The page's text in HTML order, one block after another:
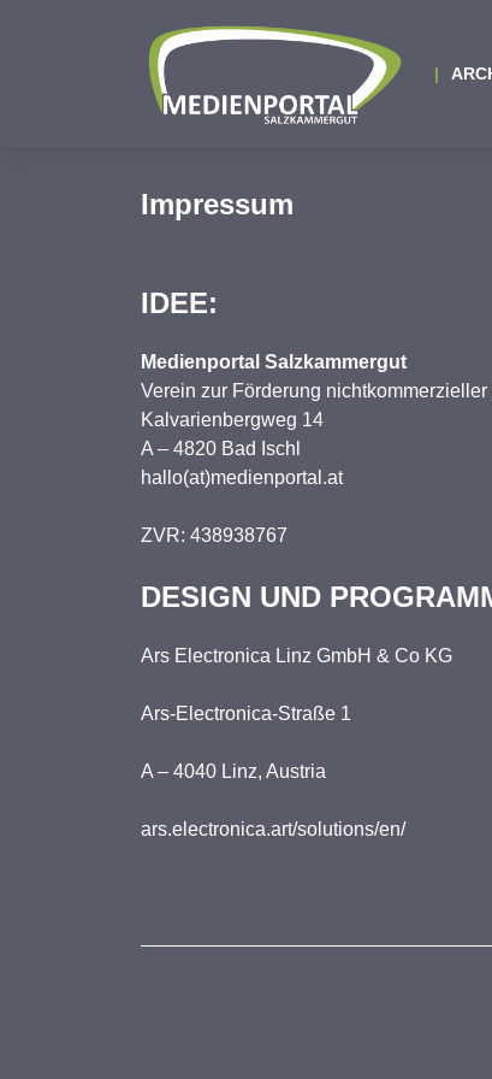
Impressum
IDEE:
Medienportal Salzkammergut
Verein zur Förderung
Kalvarienbergweg 14
A – 4820 Bad Ischl
hallo(at)medienportal.at
ZVR: 438938767
DESIGN UND
Ars Electronica Linz GmbH & Co KG
Ars-Electronica-Straße 1
A – 4040 Linz, Austria
ars.electronica.art/solutions/en/